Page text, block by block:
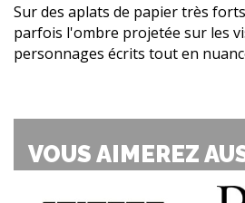
Sur des aplats de papier très
parfois l'ombre projetée sur les
personnages écrits tout en
VOUS AIMEREZ